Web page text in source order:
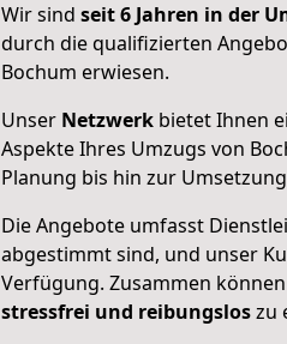
Wir sind seit 6 Jahren in der
durch die qualifizierten
Bochum erwiesen.
Unser Netzwerk bietet Ihnen
Aspekte Ihres Umzugs von
Planung bis hin zur
Die Angebote umfasst
abgestimmt sind, und unser
Verfügung. Zusammen
stressfrei und reibungsloszu